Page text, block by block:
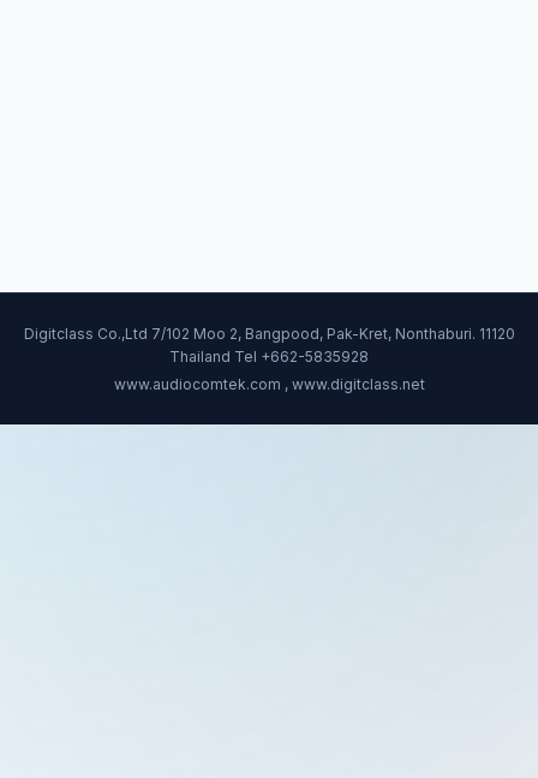
Digitclass Co.,Ltd 7/102 Moo 2, Bangpood, Pak-Kret, Nonthaburi. 11120
Thailand Tel +662-5835928
www.audiocomtek.com , www.digitclass.net